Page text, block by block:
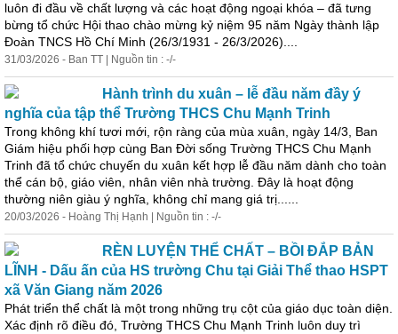
luôn đi đầu về chất lượng và các hoạt động ngoại khóa – đã tưng
bừng tổ chức Hội thao chào mừng kỷ niệm 95 năm Ngày thành lập
Đoàn TNCS Hồ Chí Minh (26/3/1931 - 26/3/2026)....
31/03/2026 - Ban TT | Nguồn tin : -/-
Hành trình du xuân – lễ đầu năm đầy ý
nghĩa của tập thể Trường THCS Chu Mạnh Trinh
Trong không khí tươi mới, rộn ràng của mùa xuân, ngày 14/3, Ban
Giám hiệu phối hợp cùng Ban Đời sống Trường THCS Chu Mạnh
Trinh đã tổ chức chuyến du xuân kết hợp lễ đầu năm dành cho toàn
thể cán bộ, giáo viên, nhân viên nhà trường. Đây là hoạt động
thường niên giàu ý nghĩa, không chỉ mang giá trị......
20/03/2026 - Hoàng Thị Hạnh | Nguồn tin : -/-
RÈN LUYỆN THỂ CHẤT – BỒI ĐẮP BẢN
LĨNH - Dấu ấn của HS trường Chu tại Giải Thể thao HSPT
xã Văn Giang năm 2026
Phát triển thể chất là một trong những trụ cột của giáo dục toàn diện.
Xác định rõ điều đó, Trường THCS Chu Mạnh Trinh luôn duy trì